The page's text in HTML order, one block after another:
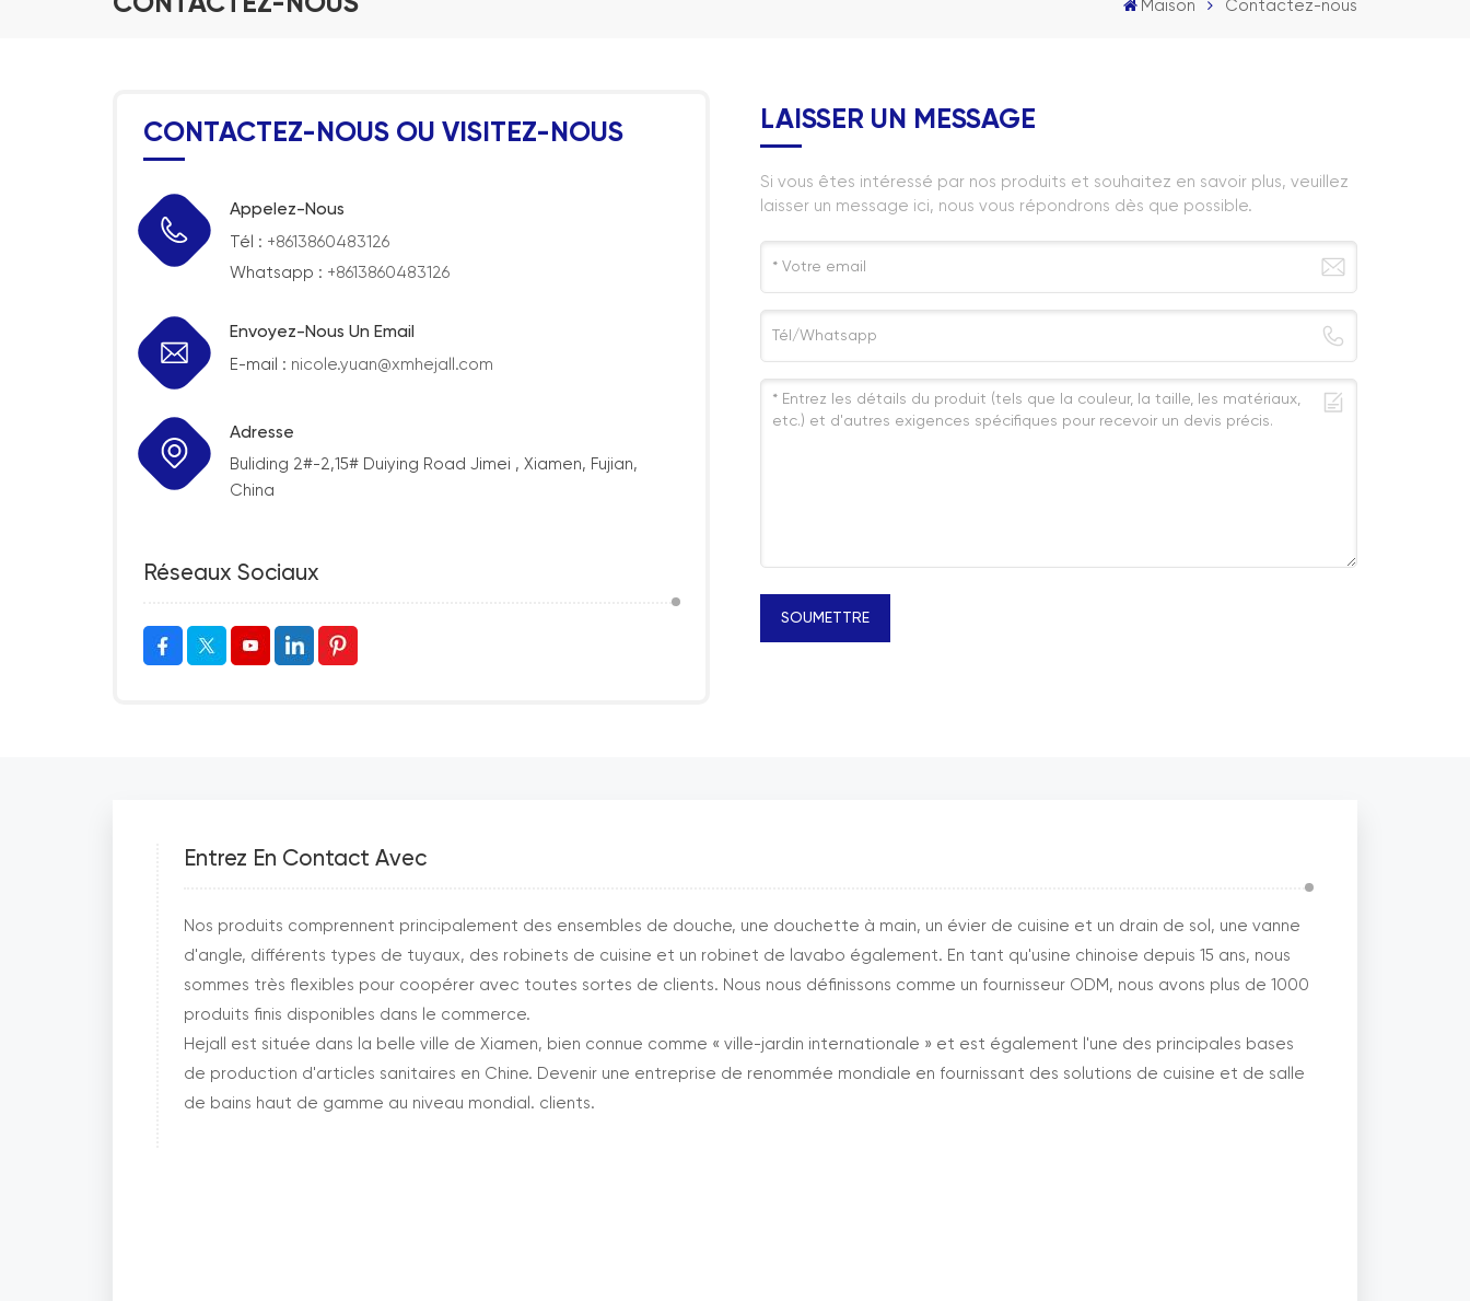
Maison Contactez-nous
CONTACTEZ-NOUS OU VISITEZ-NOUS
Appelez-Nous
Tél : +8613860483126
Whatsapp : +8613860483126
Envoyez-Nous Un Email
E-mail : nicole.yuan@xmhejall.com
Adresse
Buliding 2#-2,15# Duiying Road Jimei , Xiamen, Fujian,
China
Réseaux Sociaux
LAISSER UN MESSAGE
Si vous êtes intéressé par nos produits et souhaitez en savoir plus, veuillez
laisser un message ici, nous vous répondrons dès que possible.
SOUMETTRE
Entrez En Contact Avec
Nos produits comprennent principalement des ensembles de douche, une douchette à main, un évier de cuisine et un drain de sol, une vanne
d'angle, différents types de tuyaux, des robinets de cuisine et un robinet de lavabo également. En tant qu'usine chinoise depuis 15 ans, nous
sommes très flexibles pour coopérer avec toutes sortes de clients. Nous nous définissons comme un fournisseur ODM, nous avons plus de 1000
produits finis disponibles dans le commerce.
Hejall est située dans la belle ville de Xiamen, bien connue comme « ville-jardin internationale » et est également l'une des principales bases
de production d'articles sanitaires en Chine. Devenir une entreprise de renommée mondiale en fournissant des solutions de cuisine et de salle
de bains haut de gamme au niveau mondial. clients.